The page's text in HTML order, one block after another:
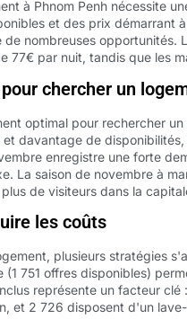
à Phnom Penh nécessite
et des prix démarrant
nombreuses opportunités.
77€ par nuit, tandis que les
chercher un
optimal pour rechercher
davantage de
enregistre une forte
La saison de novembre à
de visiteurs dans la
les coûts
plusieurs stratégies
751 offres disponibles)
représente un facteur
et 2 726 disposent d'un